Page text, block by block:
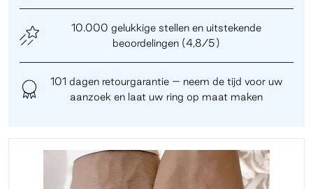
10.000 gelukkige stellen en uitstekende
beoordelingen (4,8/5)
101 dagen retourgarantie – neem de tijd voor uw
aanzoek en laat uw ring op maat maken